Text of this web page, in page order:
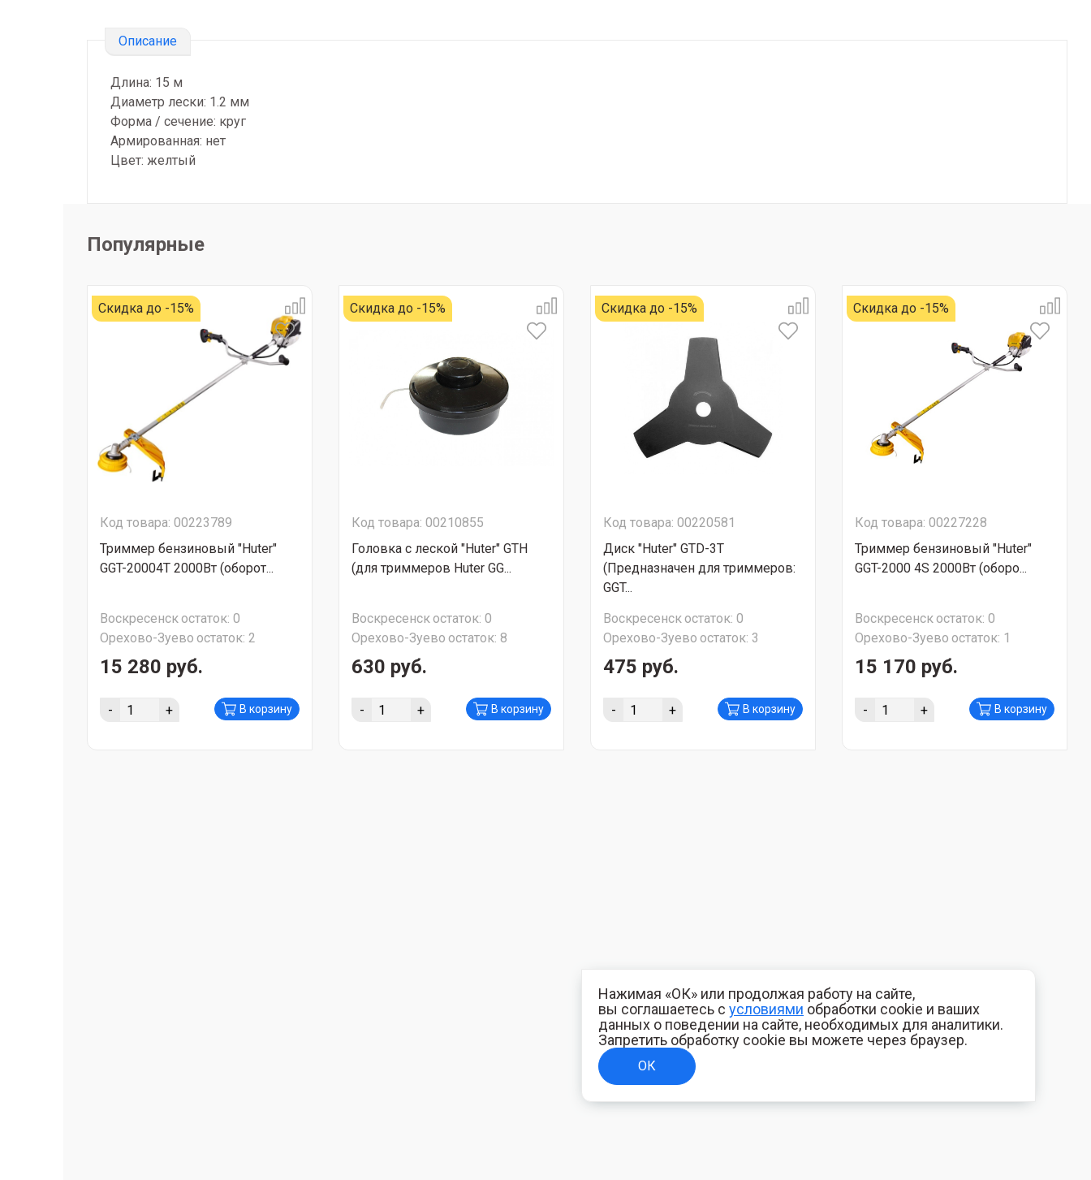
Описание
Длина: 15 м
Диаметр лески: 1.2 мм
Форма / сечение: круг
Армированная: нет
Цвет: желтый
Популярные
Скидка до -15%
Код товара: 00223789
Триммер бензиновый "Huter"
GGT-20004T 2000Вт (оборот...
Воскресенскостаток: 0
Орехово-Зуево остаток: 2
15 280 руб.
- + В корзину
Скидка до -15%
Код товара: 00210855
Головка с леской "Huter" GTH
(для триммеров Huter GG...
Воскресенскостаток: 0
Орехово-Зуево остаток: 8
630 руб.
- + В корзину
Скидка до -15%
Код товара: 00220581
Диск "Huter" GTD-3T
(Предназначен для триммеров:
GGT...
Воскресенскостаток: 0
Орехово-Зуево остаток: 3
475 руб.
- + В корзину
Скидка до -15%
Код товара: 00227228
Триммер бензиновый "Huter"
GGT-2000 4S 2000Вт (оборо...
Воскресенскостаток: 0
Орехово-Зуево остаток: 1
15 170 руб.
- + В корзину
Нажимая «ОК» или продолжая работу на сайте,
вы соглашаетесь с условиями обработки cookie и ваших
данных о поведении на сайте, необходимых для аналитики.
Запретить обработку cookie вы можете через браузер.
ОК